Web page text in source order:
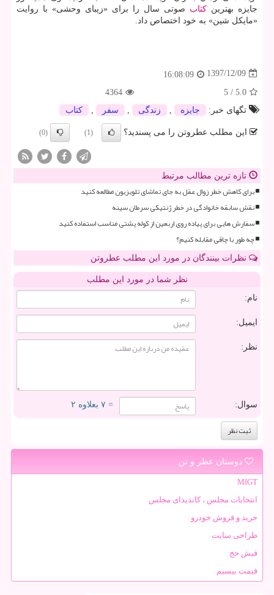
جایزه بهترین كتاب صوتی سال را برای «زیبای وحشی» با روایت
«مایكل شین» به خود اختصاص داد.
1397/12/09
16:08:09
5.0
/
5
4364
تگهای خبر:
جایزه زندگی سفر كتاب
این مطلب عطروتن را می پسندید؟ (1)
(0)
تازه ترین مطالب مرتبط
برای کاهش خطر زوال عقل به جای تماشای تلویزیون مطالعه کنید
نقش سابقه خانوادگی در خطر ژنتیکی سرطان سینه
سفارش هایی برای پیاده روی اربعین از کوله پشتی مناسب استفاده کنید
چه طور با چاقی مقابله کنیم؟
نظرات بینندگان در مورد این مطلب عطروتن
نظر شما در مورد این مطلب
نام:
ایمیل:
نظر:
سوال: = ۷ بعلاوه ۲
دوستان عطر و تن
MIGT
انتخابات مجلس ، کاندیدای مجلس
خرید و فروش خودرو
طراحی سایت
فیش حج
قیمت بیسیم